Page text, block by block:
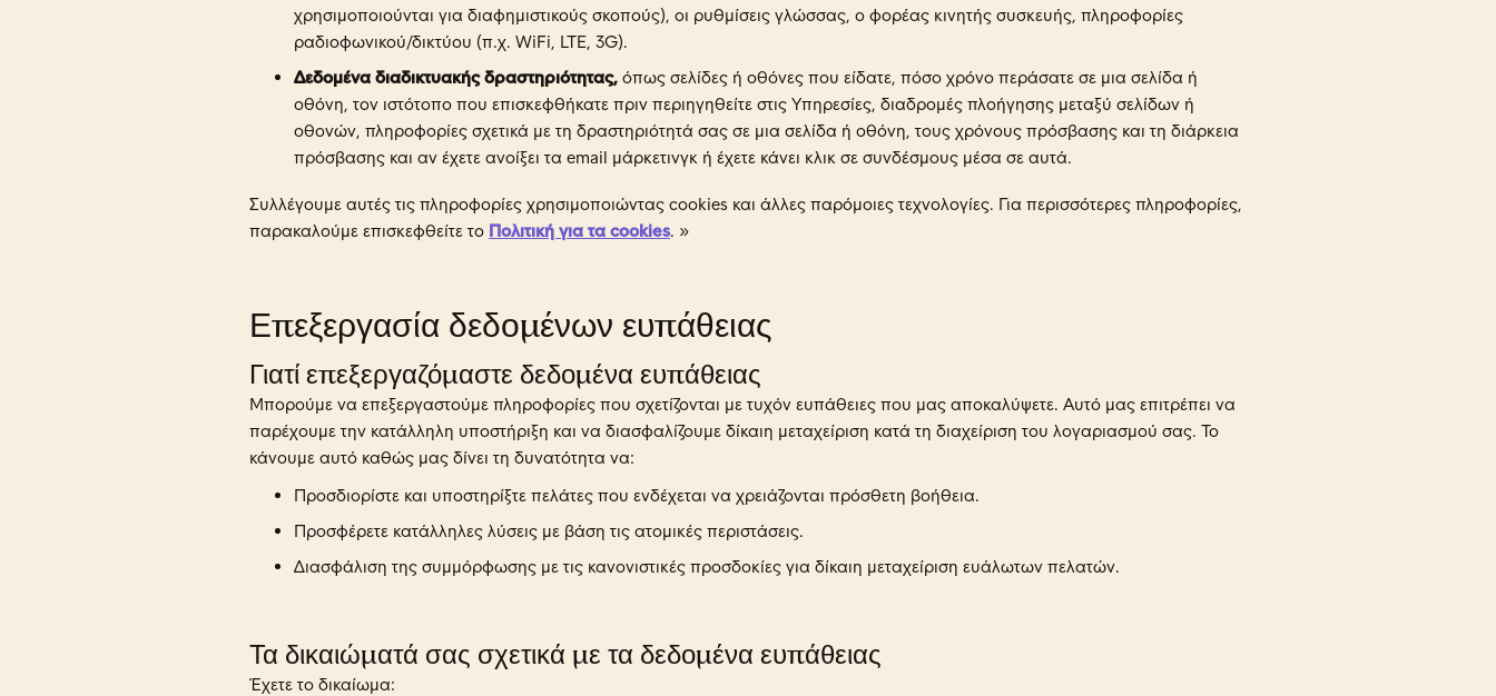
χρησιμοποιούνται για διαφημιστικούς σκοπούς), οι ρυθμίσεις γλώσσας, ο φορέας κινητής συσκευής, πληροφορίες
ραδιοφωνικού/δικτύου (π.χ. WiFi, LTE, 3G).
Δεδομένα διαδικτυακής δραστηριότητας, όπως σελίδες ή οθόνες που είδατε, πόσο χρόνο περάσατε σε μια σελίδα ή
οθόνη, τον ιστότοπο που επισκεφθήκατε πριν περιηγηθείτε στις Υπηρεσίες, διαδρομές πλοήγησης μεταξύ σελίδων ή
οθονών, πληροφορίες σχετικά με τη δραστηριότητά σας σε μια σελίδα ή οθόνη, τους χρόνους πρόσβασης και τη διάρκεια
πρόσβασης και αν έχετε ανοίξει τα email μάρκετινγκ ή έχετε κάνει κλικ σε συνδέσμους μέσα σε αυτά.
Συλλέγουμε αυτές τις πληροφορίες χρησιμοποιώντας cookies και άλλες παρόμοιες τεχνολογίες. Για περισσότερες πληροφορίες,
παρακαλούμε επισκεφθείτε το Πολιτική για τα cookies. »
Επεξεργασία δεδομένων ευπάθειας
Γιατί επεξεργαζόμαστε δεδομένα ευπάθειας
Μπορούμε να επεξεργαστούμε πληροφορίες που σχετίζονται με τυχόν ευπάθειες που μας αποκαλύψετε. Αυτό μας επιτρέπει να
παρέχουμε την κατάλληλη υποστήριξη και να διασφαλίζουμε δίκαιη μεταχείριση κατά τη διαχείριση του λογαριασμού σας. Το
κάνουμε αυτό καθώς μας δίνει τη δυνατότητα να:
Προσδιορίστε και υποστηρίξτε πελάτες που ενδέχεται να χρειάζονται πρόσθετη βοήθεια.
Προσφέρετε κατάλληλες λύσεις με βάση τις ατομικές περιστάσεις.
Διασφάλιση της συμμόρφωσης με τις κανονιστικές προσδοκίες για δίκαιη μεταχείριση ευάλωτων πελατών.
Τα δικαιώματά σας σχετικά με τα δεδομένα ευπάθειας
Έχετε το δικαίωμα: